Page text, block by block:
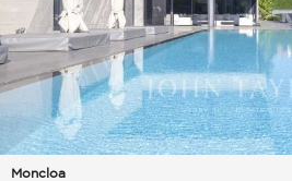
Moncloa